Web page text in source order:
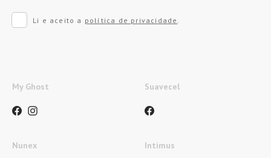
Li e aceito a política de privacidade.
My Ghost Suavecel
Nunex Intimus